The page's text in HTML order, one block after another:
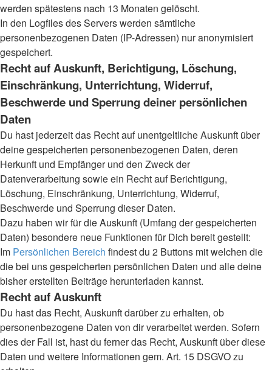
werden spätestens nach 13 Monaten gelöscht.
In den Logfiles des Servers werden sämtliche
personenbezogenen Daten (IP-Adressen) nur anonymisiert
gespeichert.
Recht auf Auskunft, Berichtigung, Löschung,
Einschränkung, Unterrichtung, Widerruf,
Beschwerde und Sperrung deiner persönlichen
Daten
Du hast jederzeit das Recht auf unentgeltliche Auskunft über
deine gespeicherten personenbezogenen Daten, deren
Herkunft und Empfänger und den Zweck der
Datenverarbeitung sowie ein Recht auf Berichtigung,
Löschung, Einschränkung, Unterrichtung, Widerruf,
Beschwerde und Sperrung dieser Daten.
Dazu haben wir für die Auskunft (Umfang der gespeicherten
Daten) besondere neue Funktionen für Dich bereit gestellt:
Im Persönlichen Bereich findest du 2 Buttons mit welchen die
die bei uns gespeicherten persönlichen Daten und alle deine
bisher erstellten Beiträge herunterladen kannst.
Recht auf Auskunft
Du hast das Recht, Auskunft darüber zu erhalten, ob
personenbezogene Daten von dir verarbeitet werden. Sofern
dies der Fall ist, hast du ferner das Recht, Auskunft über diese
Daten und weitere Informationen gem. Art. 15 DSGVO zu